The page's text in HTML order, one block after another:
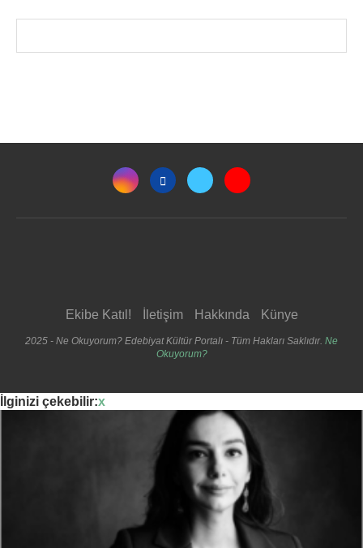
Ekibe Katıl! İletişim Hakkında Künye
2025 - Ne Okuyorum? Edebiyat Kültür Portalı - Tüm Hakları Saklıdır. Ne
Okuyorum?
İlginizi çekebilir:x